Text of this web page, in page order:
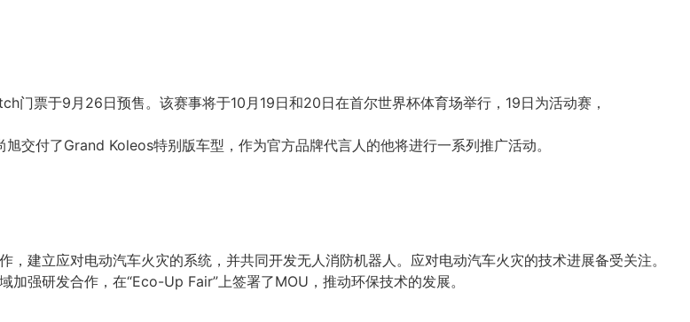
门票于9月26日预售。该赛事将于10月19日和20日在首尔世界杯体育场举行，19日为活动赛，
交付了Grand Koleos特别版车型，作为官方品牌代言人的他将进行一系列推广活动。
，建立应对电动汽车火灾的系统，并共同开发无人消防机器人。应对电动汽车火灾的技术进展备受关注。
加强研发合作，在“Eco-Up Fair”上签署了MOU，推动环保技术的发展。